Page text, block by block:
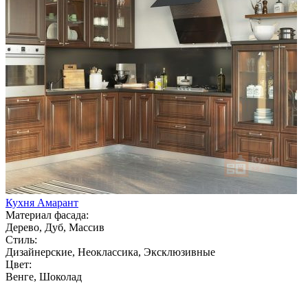
Кухня Амарант
Материал фасада:
Дерево, Дуб, Массив
Стиль:
Дизайнерские, Неоклассика, Эксклюзивные
Цвет:
Венге, Шоколад